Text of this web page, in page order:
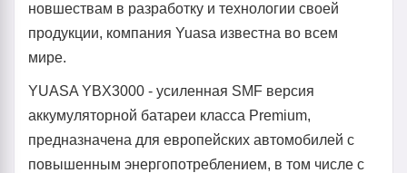
новшествам в разработку и технологии своей
продукции, компания Yuasa известна во всем
мире.
YUASA YBX3000 - усиленная SMF версия
аккумуляторной батареи класса Premium,
предназначена для европейских автомобилей с
повышенным энергопотреблением, в том числе с